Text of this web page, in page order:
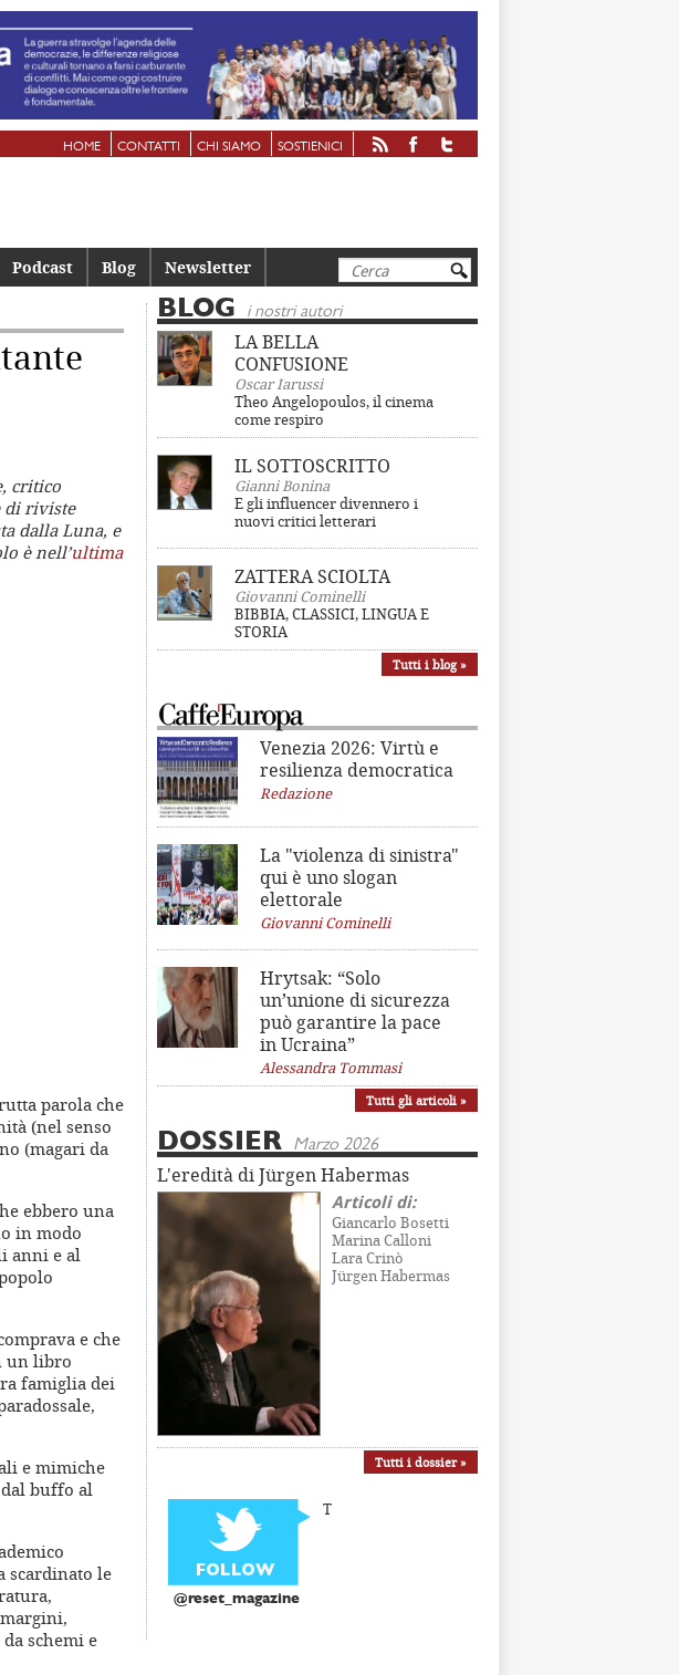
HOME CONTATTI CHI SIAMO SOSTIENICI
Cerca
Podcast Blog Newsletter
critico
di riviste
dalla Luna, e
è nell’ultima
parola che
(nel senso
(magari da
ebbero una
in modo
anni e al
e che
un libro
famiglia dei
e mimiche
buffo al
scardinato le
schemi e
BLOG i nostri autori
LA BELLA
CONFUSIONE
Oscar Iarussi
Theo Angelopoulos, il cinema
come respiro
IL SOTTOSCRITTO
Gianni Bonina
E gli influencer divennero i
nuovi critici letterari
ZATTERA SCIOLTA
Giovanni Cominelli
BIBBIA, CLASSICI, LINGUA E
STORIA
Tutti i blog »
Venezia 2026: Virtù e
resilienza democratica
Redazione
La "violenza di sinistra"
qui è uno slogan
elettorale
Giovanni Cominelli
Hrytsak: “Solo
un’unione di sicurezza
può garantire la pace
in Ucraina”
Alessandra Tommasi
Tutti gli articoli »
DOSSIER Marzo 2026
L'eredità di Jürgen Habermas
Articoli di:
Giancarlo Bosetti
Marina Calloni
Lara Crinò
Jürgen Habermas
Tutti i dossier »
@reset_magazine
T